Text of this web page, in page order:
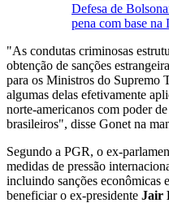
Defesa de
pena com base na
"As condutas criminosas
obtenção de sanções
para os Ministros do Supremo
algumas delas efetivamente
norte-americanos com poder
brasileiros", disse Gonet na
Segundo a PGR, o ex-
medidas de pressão
incluindo sanções econômicas
beneficiar o ex-presidente Jair